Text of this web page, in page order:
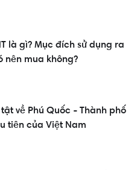
là gì? Mục đích sử dụng ra
nên mua không?
về Phú Quốc - Thành phố
tiên của Việt Nam